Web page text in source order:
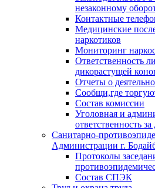
незаконному
Контактные
Медицинские
наркотиков
Мониторинг
Ответственность
дикорастущей
Отчеты о
Сообщи,где
Состав комиссии
Уголовная и
ответственность
Санитарно-
Администрации г.
Протоколы
Состав СПЭК